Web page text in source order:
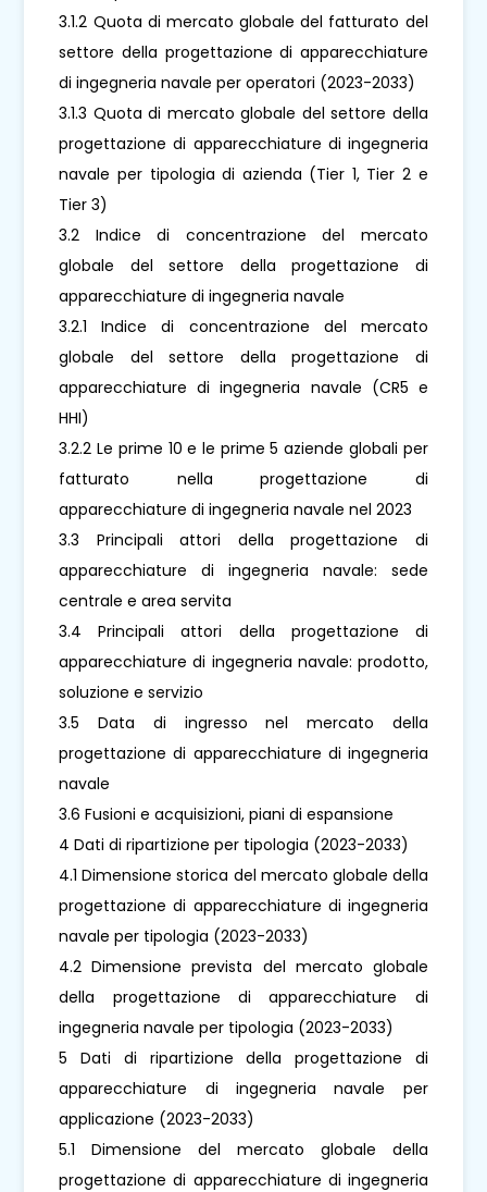
3.1.2 Quota di mercato globale del fatturato del
settore della progettazione di apparecchiature
di ingegneria navale per operatori (2023-2033)
3.1.3 Quota di mercato globale del settore della
progettazione di apparecchiature di ingegneria
navale per tipologia di azienda (Tier 1, Tier 2 e
Tier 3)
3.2 Indice di concentrazione del mercato
globale del settore della progettazione di
apparecchiature di ingegneria navale
3.2.1 Indice di concentrazione del mercato
globale del settore della progettazione di
apparecchiature di ingegneria navale (CR5 e
HHI)
3.2.2 Le prime 10 e le prime 5 aziende globali per
fatturato nella progettazione di
apparecchiature di ingegneria navale nel 2023
3.3 Principali attori della progettazione di
apparecchiature di ingegneria navale: sede
centrale e area servita
3.4 Principali attori della progettazione di
apparecchiature di ingegneria navale: prodotto,
soluzione e servizio
3.5 Data di ingresso nel mercato della
progettazione di apparecchiature di ingegneria
navale
3.6 Fusioni e acquisizioni, piani di espansione
4 Dati di ripartizione per tipologia (2023-2033)
4.1 Dimensione storica del mercato globale della
progettazione di apparecchiature di ingegneria
navale per tipologia (2023-2033)
4.2 Dimensione prevista del mercato globale
della progettazione di apparecchiature di
ingegneria navale per tipologia (2023-2033)
5 Dati di ripartizione della progettazione di
apparecchiature di ingegneria navale per
applicazione (2023-2033)
5.1 Dimensione del mercato globale della
progettazione di apparecchiature di ingegneria